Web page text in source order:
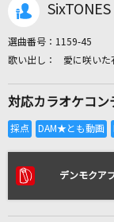
リア
[良音]LIFE
SixTONES
選曲番号： 1159-45
愛に咲い
対応カラオケコン
デンモクア